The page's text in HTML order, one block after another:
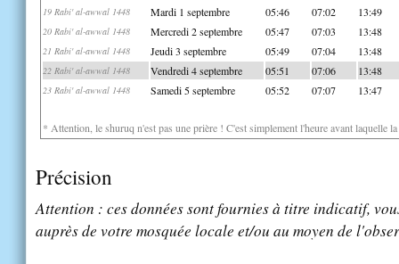
19 Rabi' al-awwal 1448 Mardi 1 septembre 05:46 07:02 13:49
20 Rabi' al-awwal 1448 Mercredi 2 septembre 05:47 07:03 13:48
21 Rabi' al-awwal 1448 Jeudi 3 septembre 05:49 07:04 13:48
22 Rabi' al-awwal 1448 Vendredi 4 septembre 05:51 07:06 13:48
23 Rabi' al-awwal 1448 Samedi 5 septembre 05:52 07:07 13:47
* Attention, le shuruq n'est pas une prière ! C'est simplement l'heure avant laquelle
Précision
Attention : ces données sont fournies à titre indicatif,
auprès de votre mosquée locale et/ou au moyen de